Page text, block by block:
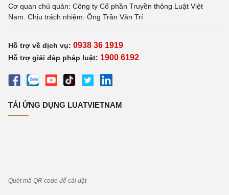
Cơ quan chủ quản: Công ty Cổ phần Truyền thông Luật Việt
Nam. Chịu trách nhiệm: Ông Trần Văn Trí
Hỗ trợ về dịch vụ: 0938 36 1919
Hỗ trợ giải đáp pháp luật: 1900 6192
TẢI ỨNG DỤNG LUATVIETNAM
Quét mã QR code để cài đặt